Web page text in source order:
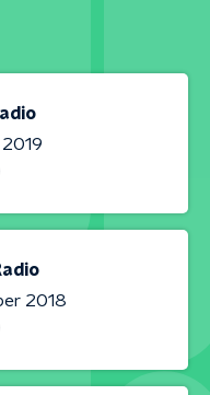
2018